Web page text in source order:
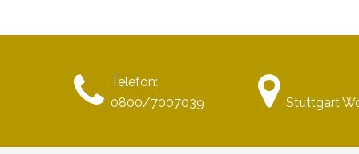
Telefon:
0800/7007039
Stuttgart